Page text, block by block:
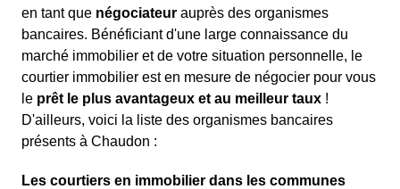
en tant que négociateur auprès des organismes
bancaires. Bénéficiant d'une large connaissance du
marché immobilier et de votre situation personnelle, le
courtier immobilier est en mesure de négocier pour vous
le prêt le plus avantageux et au meilleur taux !
D'ailleurs, voici la liste des organismes bancaires
présents à Chaudon :
Les courtiers en immobilier dans les communes